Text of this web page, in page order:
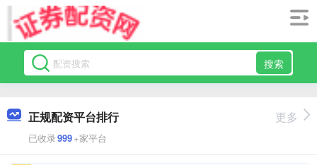
搜索
正规配资平台排行
已收录999+家平台
更多